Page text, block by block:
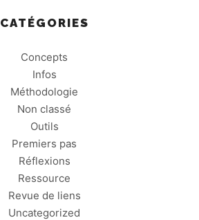
CATÉGORIES
Concepts
Infos
Méthodologie
Non classé
Outils
Premiers pas
Réflexions
Ressource
Revue de liens
Uncategorized